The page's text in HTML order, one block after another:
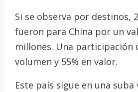
Si se observa por destinos,
fueron para China por un
millones. Una participación
volumen y 55% en valor.
Este país sigue en una